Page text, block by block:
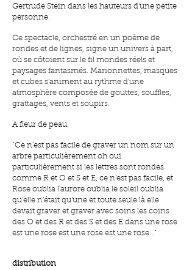
Gertrude Stein dans les hauteurs d'une petite
personne.
Ce spectacle, orchestré en un poème de
rondes et de lignes, signe un univers à part,
où se côtoient sur le fil mondes réels et
paysages fantasmés. Marionnettes, masques
et cubes s'animent au rythme d'une
atmosphère composée de gouttes, souffles,
grattages, vents et soupirs.
A fleur de peau.
"Ce n'est pas facile de graver un nom sur un
arbre particulièrement oh oui
particulièrement si les lettres sont rondes
comme R et O et S et E, ce n'est pas facile, et
Rose oublia l'aurore oublia le soleil oublia
qu'elle n'était qu'une et toute seule là elle
devait graver et graver avec soins les coins
des O et des R et des S et des E dans une rose
est une rose est une rose est une rose..."
distribution